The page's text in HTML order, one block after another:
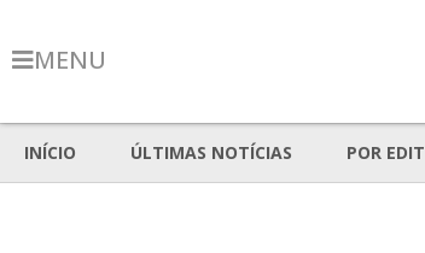
MENU
INÍCIO ÚLTIMAS NOTÍCIAS POR